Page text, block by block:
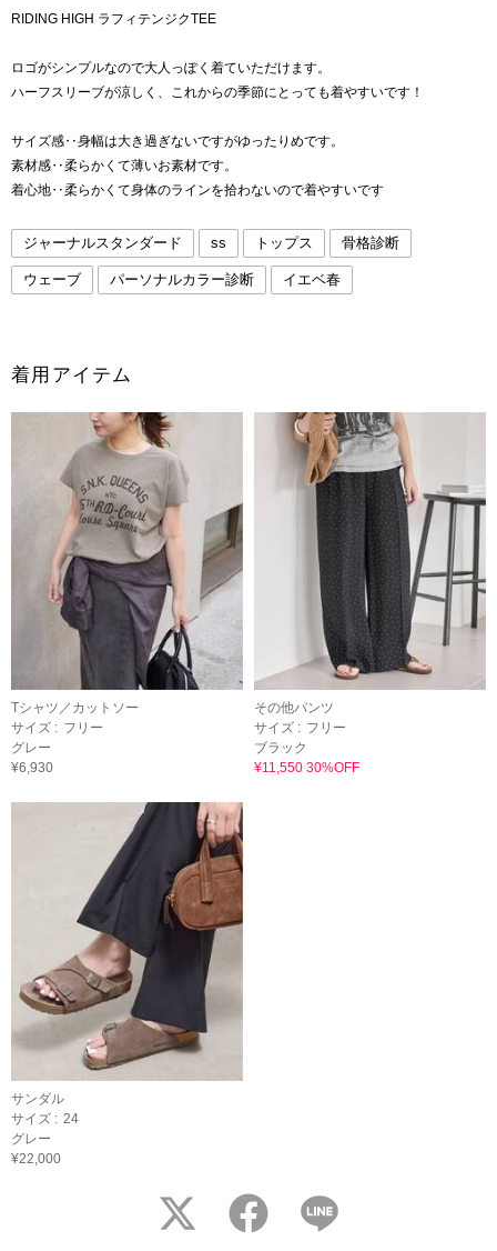
RIDING HIGH ラフィテンジクTEE
ロゴがシンプルなので大人っぽく着ていただけます。
ハーフスリーブが涼しく、これからの季節にとっても着やすいです！
サイズ感‥身幅は大き過ぎないですがゆったりめです。
素材感‥柔らかくて薄いお素材です。
着心地‥柔らかくて身体のラインを拾わないので着やすいです
ジャーナルスタンダード ss トップス 骨格診断
ウェーブ パーソナルカラー診断 イエベ春
着用アイテム
Tシャツ／カットソー
サイズ : フリー
グレー
¥6,930
その他パンツ
サイズ : フリー
ブラック
¥11,550 30%OFF
サンダル
サイズ : 24
グレー
¥22,000
twitter facebook